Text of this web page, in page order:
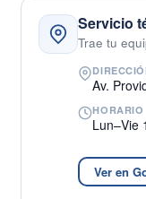
Servicio
Trae tu
Av.
HORARIO
Lun–Vie
Ver en